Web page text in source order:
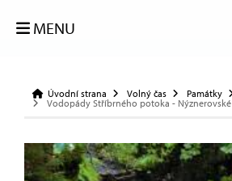
MENU
Úvodní strana Volný čas Památky
Vodopády Stříbrného potoka - Nýznerovské